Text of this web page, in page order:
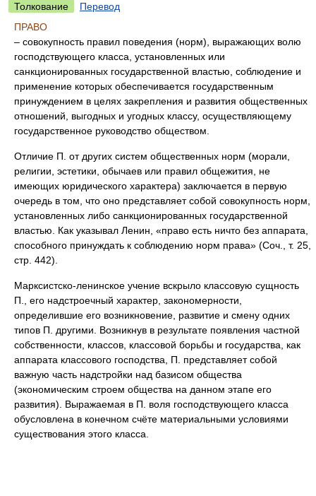
Толкование
Перевод
ПРАВО
– совокупность правил поведения (норм), выражающих волю
господствующего класса, установленных или
санкционированных государственной властью, соблюдение и
применение которых обеспечивается государственным
принуждением в целях закрепления и развития общественных
отношений, выгодных и угодных классу, осуществляющему
государственное руководство обществом.
Отличие П. от других систем общественных норм (морали,
религии, эстетики, обычаев или правил общежития, не
имеющих юридического характера) заключается в первую
очередь в том, что оно представляет собой совокупность норм,
установленных либо санкционированных государственной
властью. Как указывал Ленин, «право есть ничто без аппарата,
способного принуждать к соблюдению норм права» (Соч., т. 25,
стр. 442).
Марксистско-ленинское учение вскрыло классовую сущность
П., его надстроечный характер, закономерности,
определившие его возникновение, развитие и смену одних
типов П. другими. Возникнув в результате появления частной
собственности, классов, классовой борьбы и государства, как
аппарата классового господства, П. представляет собой
важную часть надстройки над базисом общества
(экономическим строем общества на данном этапе его
развития). Выражаемая в П. воля господствующего класса
обусловлена в конечном счёте материальными условиями
существования этого класса.